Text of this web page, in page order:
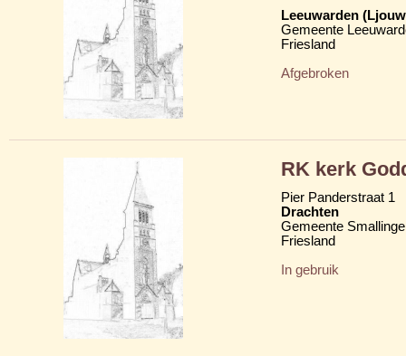
Leeuwarden
Gemeente
Friesland
Afgebroken
RK kerk
Pier Panderstraat 1
Drachten
Gemeente
Friesland
In gebruik